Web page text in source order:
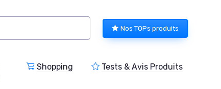
Nos TOPs produits
Shopping Tests & Avis Produits